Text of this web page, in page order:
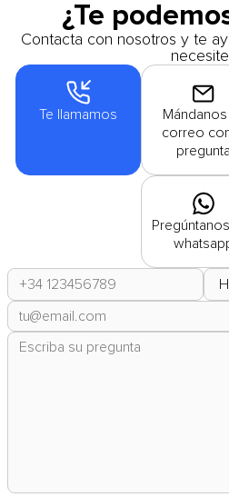
¿Te
Contacta con nosotros y te
Te llamamos
Mándanos
correo
pregunta